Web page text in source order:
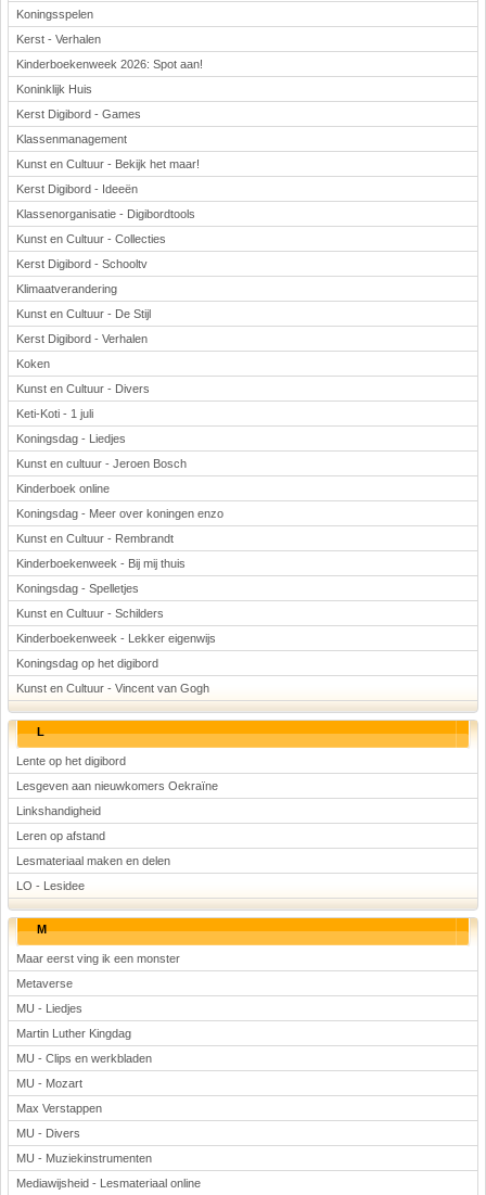
Koningsspelen
Kerst - Verhalen
Kinderboekenweek 2026: Spot aan!
Koninklijk Huis
Kerst Digibord - Games
Klassenmanagement
Kunst en Cultuur - Bekijk het maar!
Kerst Digibord - Ideeën
Klassenorganisatie - Digibordtools
Kunst en Cultuur - Collecties
Kerst Digibord - Schooltv
Klimaatverandering
Kunst en Cultuur - De Stijl
Kerst Digibord - Verhalen
Koken
Kunst en Cultuur - Divers
Keti-Koti - 1 juli
Koningsdag - Liedjes
Kunst en cultuur - Jeroen Bosch
Kinderboek online
Koningsdag - Meer over koningen enzo
Kunst en Cultuur - Rembrandt
Kinderboekenweek - Bij mij thuis
Koningsdag - Spelletjes
Kunst en Cultuur - Schilders
Kinderboekenweek - Lekker eigenwijs
Koningsdag op het digibord
Kunst en Cultuur - Vincent van Gogh
L
Lente op het digibord
Lesgeven aan nieuwkomers Oekraïne
Linkshandigheid
Leren op afstand
Lesmateriaal maken en delen
LO - Lesidee
M
Maar eerst ving ik een monster
Metaverse
MU - Liedjes
Martin Luther Kingdag
MU - Clips en werkbladen
MU - Mozart
Max Verstappen
MU - Divers
MU - Muziekinstrumenten
Mediawijsheid - Lesmateriaal online